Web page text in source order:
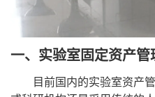
一、实验室固定资产管
目前国内的实验室资产